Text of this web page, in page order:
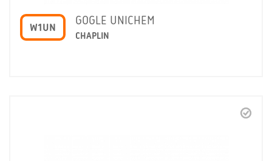
W1UN
GOGLE UNICHEM
CHAPLIN